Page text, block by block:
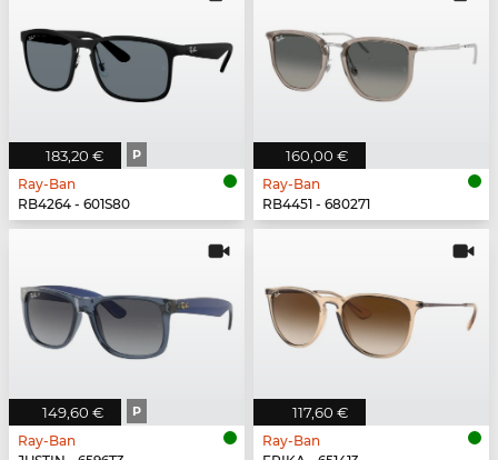
183,20 € P
Ray-Ban
RB4264 - 601S80
160,00 €
Ray-Ban
RB4451 - 680271
149,60 € P
Ray-Ban
117,60 €
Ray-Ban